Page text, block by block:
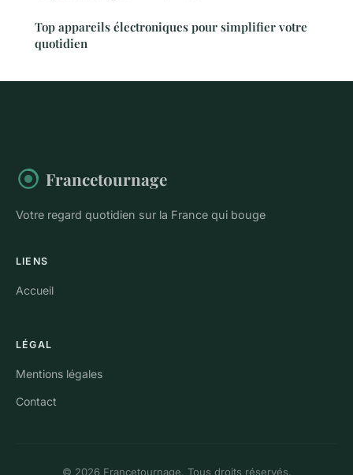
Top appareils électroniques pour simplifier votre
quotidien
Francetournage
Votre regard quotidien sur la France qui bouge
LIENS
Accueil
LÉGAL
Mentions légales
Contact
© 2026 Francetournage. Tous droits réservés.